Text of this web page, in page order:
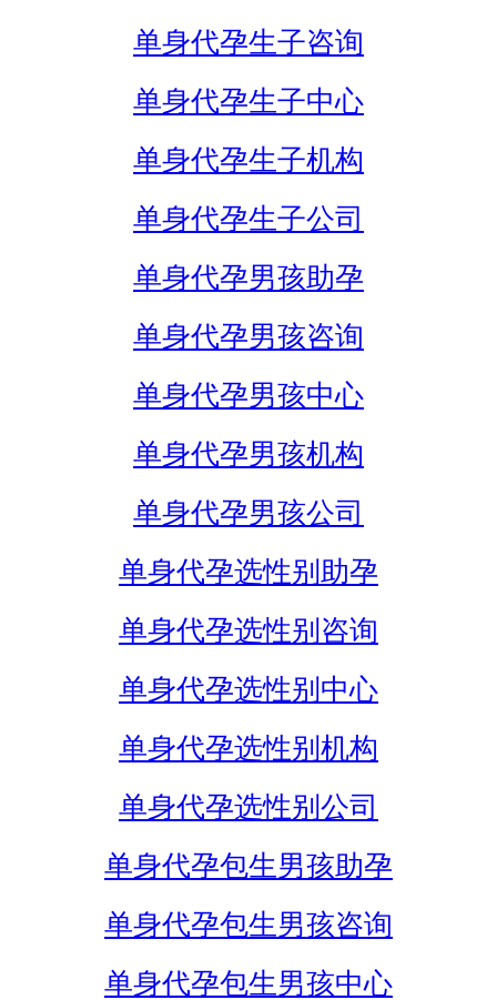
单身代孕生子咨询
单身代孕生子中心
单身代孕生子机构
单身代孕生子公司
单身代孕男孩助孕
单身代孕男孩咨询
单身代孕男孩中心
单身代孕男孩机构
单身代孕男孩公司
单身代孕选性别助孕
单身代孕选性别咨询
单身代孕选性别中心
单身代孕选性别机构
单身代孕选性别公司
单身代孕包生男孩助孕
单身代孕包生男孩咨询
单身代孕包生男孩中心